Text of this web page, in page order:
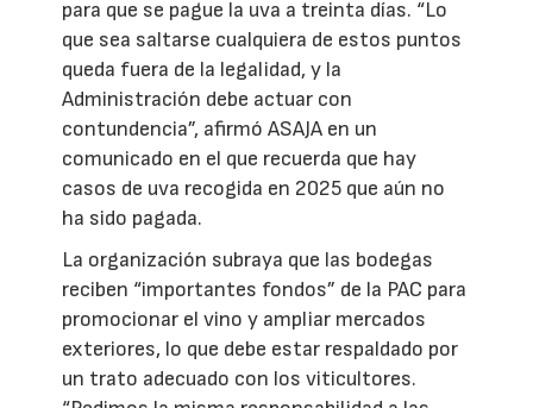
para que se pague la uva a treinta días. “Lo
que sea saltarse cualquiera de estos puntos
queda fuera de la legalidad, y la
Administración debe actuar con
contundencia”, afirmó ASAJA en un
comunicado en el que recuerda que hay
casos de uva recogida en 2025 que aún no
ha sido pagada.
La organización subraya que las bodegas
reciben “importantes fondos” de la PAC para
promocionar el vino y ampliar mercados
exteriores, lo que debe estar respaldado por
un trato adecuado con los viticultores.